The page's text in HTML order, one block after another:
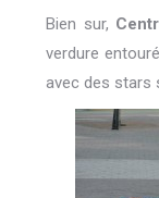
Bien sur,
verdure
avec des stars